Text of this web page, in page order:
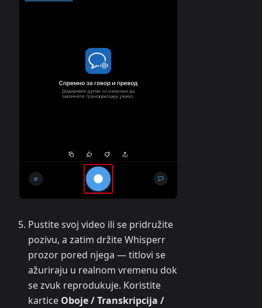
Pustite svoj video ili se pridružite
pozivu, a zatim držite Whisperr
prozor pored njega — titlovi se
ažuriraju u realnom vremenu dok
se zvuk reprodukuje. Koristite
kartice Oboje / Transkripcija /